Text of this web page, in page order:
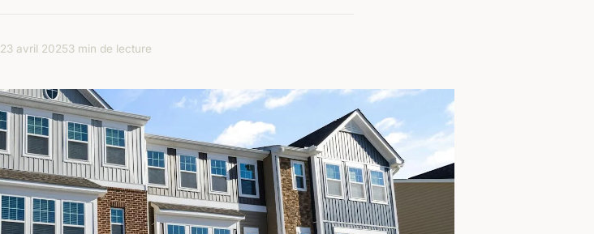
23 avril 20253 min de lecture